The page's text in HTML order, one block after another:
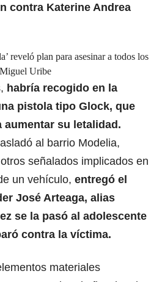
contra Katerine Andrea
reveló plan para asesinar a todos los
Uribe
habría recogido en la
pistola tipo Glock, que
aumentar su letalidad.
al barrio Modelia,
señalados implicados en
un vehículo, entregó el
José Arteaga, alias
se la pasó al adolescente
contra la víctima.
materiales